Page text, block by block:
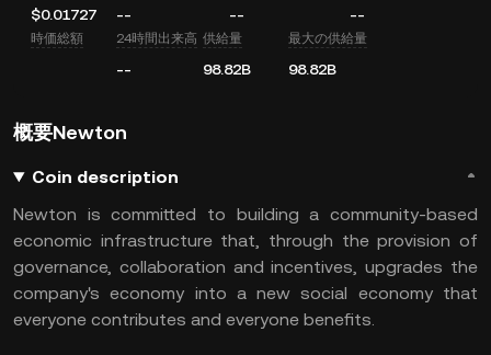
$0.01727 -- -- --
時価総額 24時間出来高
--
供給量
98.82B
最大の供給量
98.82B
概要Newton
Coin description
Newton is committed to building a community-based
economic infrastructure that, through the provision of
governance, collaboration and incentives, upgrades the
company's economy into a new social economy that
everyone contributes and everyone benefits.